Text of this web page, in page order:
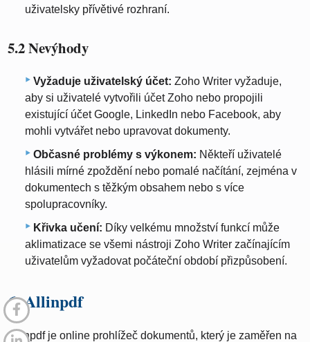
uživatelsky přívětivé rozhraní.
5.2 Nevýhody
Vyžaduje uživatelský účet: Zoho Writer vyžaduje,
aby si uživatelé vytvořili účet Zoho nebo propojili
existující účet Google, LinkedIn nebo Facebook, aby
mohli vytvářet nebo upravovat dokumenty.
Občasné problémy s výkonem: Někteří uživatelé
hlásili mírné zpoždění nebo pomalé načítání, zejména v
dokumentech s těžkým obsahem nebo s více
spolupracovníky.
Křivka učení: Díky velkému množství funkcí může
aklimatizace se všemi nástroji Zoho Writer začínajícím
uživatelům vyžadovat počáteční období přizpůsobení.
6. Allinpdf
Allinpdf je online prohlížeč dokumentů, který je zaměřen na